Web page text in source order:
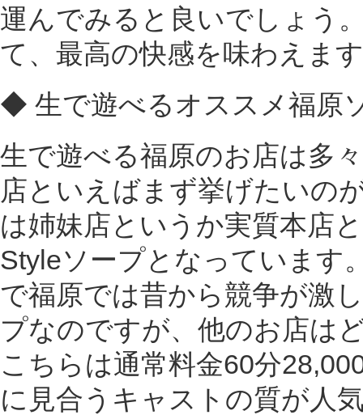
運んでみると良いでしょう
て、最高の快感を味わえま
◆ 生で遊べるオススメ福原
生で遊べる福原のお店は多
店といえばまず挙げたいの
は姉妹店というか実質本店
Styleソープとなっています
で福原では昔から競争が激
プなのですが、他のお店は
こちらは通常料金60分
に見合うキャストの質が人